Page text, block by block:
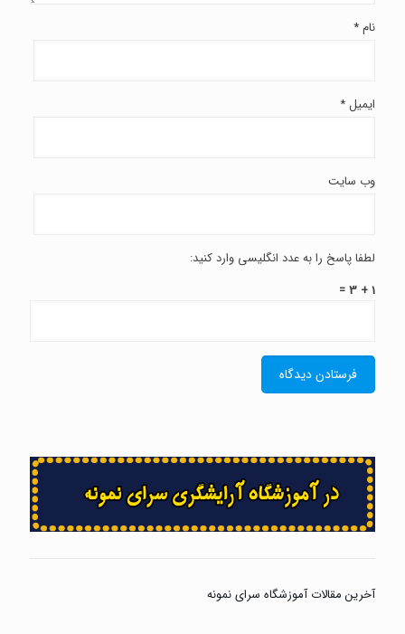
نام*
ایمیل *
وب‌ سایت
لطفا پاسخ را به عدد انگلیسی وارد کنید:
1 + 3 =
آخرین مقالات آموزشگاه سرای نمونه